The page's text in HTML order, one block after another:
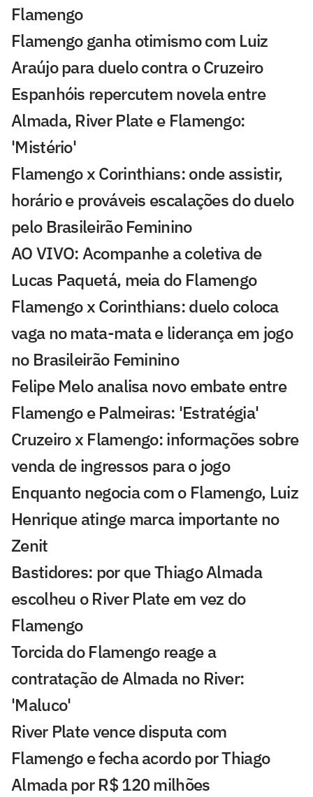
Flamengo
Flamengo ganha otimismo com Luiz
Araújo para duelo contra o Cruzeiro
Espanhóis repercutem novela entre
Almada, River Plate e Flamengo:
'Mistério'
Flamengo x Corinthians: onde assistir,
horário e prováveis escalações do duelo
pelo Brasileirão Feminino
AO VIVO: Acompanhe a coletiva de
Lucas Paquetá, meia do Flamengo
Flamengo x Corinthians: duelo coloca
vaga no mata-mata e liderança em jogo
no Brasileirão Feminino
Felipe Melo analisa novo embate entre
Flamengo e Palmeiras: 'Estratégia'
Cruzeiro x Flamengo: informações sobre
venda de ingressos para o jogo
Enquanto negocia com o Flamengo, Luiz
Henrique atinge marca importante no
Zenit
Bastidores: por que Thiago Almada
escolheu o River Plate em vez do
Flamengo
Torcida do Flamengo reage a
contratação de Almada no River:
'Maluco'
River Plate vence disputa com
Flamengo e fecha acordo por Thiago
Almada por R$ 120 milhões